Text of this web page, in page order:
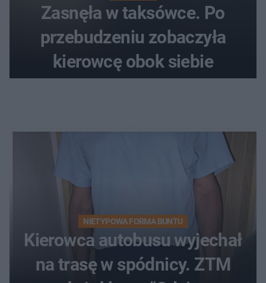
Zasnęła w taksówce. Po
przebudzeniu zobaczyła
kierowcę obok siebie
NIETYPOWA FORMA BUNTU
Kierowca autobusu wyjechał
na trasę w spódnicy. ZTM